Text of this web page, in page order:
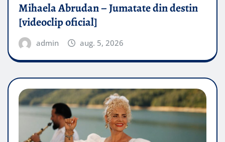
Mihaela Abrudan – Jumatate din destin
[videoclip oficial]
admin aug. 5, 2026